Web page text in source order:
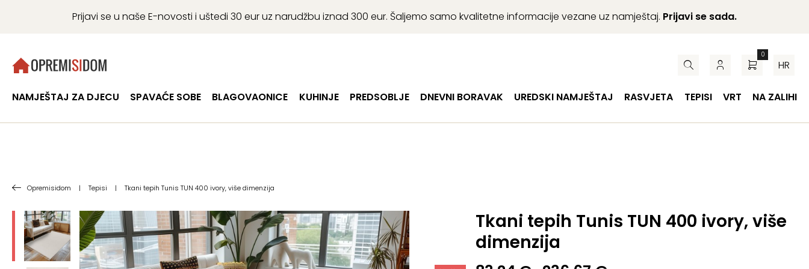
Prijavi se u naše E-novosti i uštedi 30 eur uz narudžbu iznad 300 eur. Šaljemo samo kvalitetne informacije vezane uz namještaj. Prijavi se sada.
0
HR
NAMJEŠTAJ ZA DJECU SPAVAĆE SOBE BLAGOVAONICE KUHINJE PREDSOBLJE DNEVNI BORAVAK UREDSKI NAMJEŠTAJ RASVJETA TEPISI VRT NA ZALIHI
Opremisidom | Tepisi | Tkani tepih Tunis TUN 400 ivory, više dimenzija
Tkani tepih Tunis TUN 400 ivory, više
dimenzija